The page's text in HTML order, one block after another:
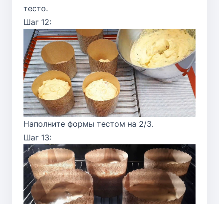
тесто.
Шаг 12:
Наполните формы тестом на 2/3.
Шаг 13: